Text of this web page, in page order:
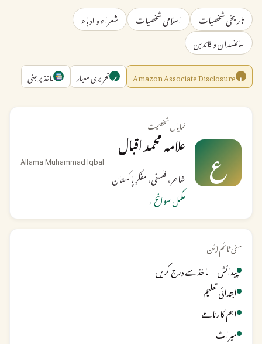
تاریخی شخصیات اسلامی شخصیات
شعراء و ادباء
سائنسدان و قائدین
i
Amazon Associate Disclosure
✓تحریری معیار ماخذ پر مبنی
ع
نمایاں شخصیت
علامہ محمد اقبال
Allama Muhammad Iqbal
شاعر، فلسفی، مفکرِ پاکستان
مکمل سوانح →
منی ٹائم لائن
پیدائش — ماخذ سے درج کریں
ابتدائی تعلیم
اہم کارنامے
میراث